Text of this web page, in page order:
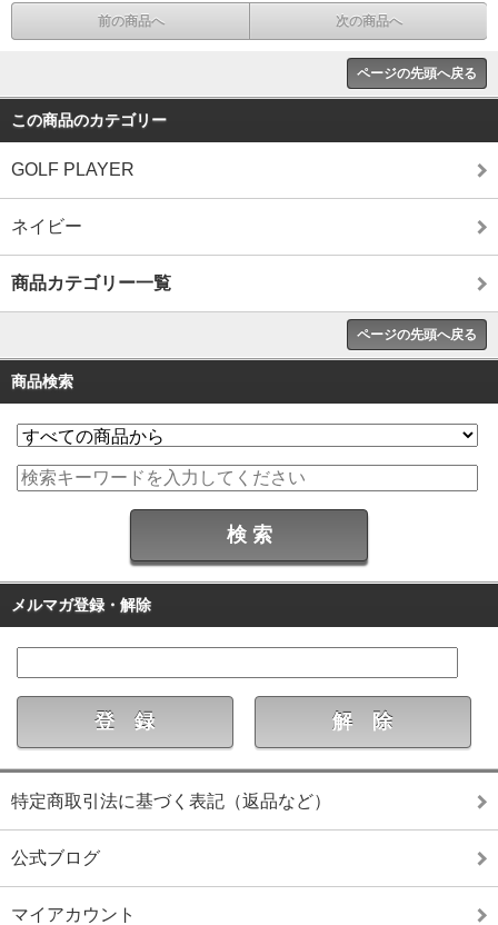
前の商品へ 次の商品へ
ページの先頭へ戻る
この商品のカテゴリー
GOLF PLAYER
ネイビー
商品カテゴリー一覧
ページの先頭へ戻る
商品検索
メルマガ登録・解除
特定商取引法に基づく表記（返品など）
公式ブログ
マイアカウント